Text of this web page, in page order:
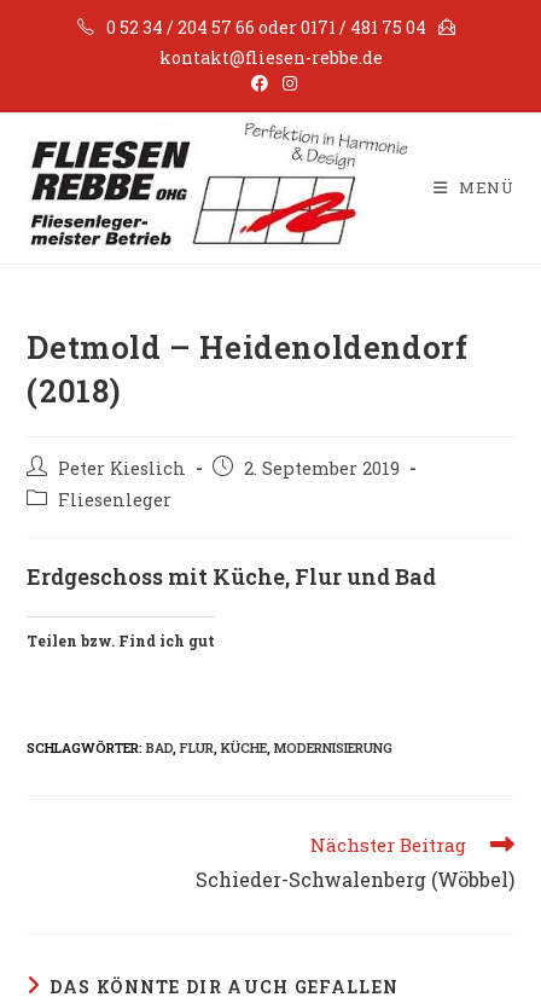
0 52 34 / 204 57 66 oder 0171 / 481 75 04
kontakt@fliesen-rebbe.de
MENÜ
Detmold – Heidenoldendorf
(2018)
Beitrags-
Autor:
Peter Kieslich
Beitrag2. September 2019
Beitrags-
Fliesenleger
Erdgeschoss mit Küche, Flur und Bad
Teilen bzw. Find ich gut
SCHLAGWÖRTER:BAD, FLUR, KÜCHE, MODERNISIERUNG
Nächster Beitrag
Schieder-Schwalenberg (Wöbbel)
DAS KÖNNTE DIR AUCH GEFALLEN